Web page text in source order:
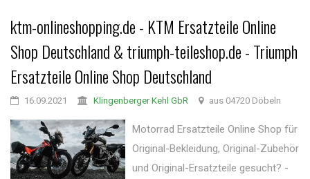
ktm-onlineshopping.de - KTM Ersatzteile Online
Shop Deutschland & triumph-teileshop.de - Triumph
Ersatzteile Online Shop Deutschland
16.09.2021 Klingenberger Kehl GbR aus 04720 Döbeln
Motorrad Ersatzteile Online Shop für
Original-Bekleidung, Original-Zubehör
und Original-Ersatzteile gesucht? -